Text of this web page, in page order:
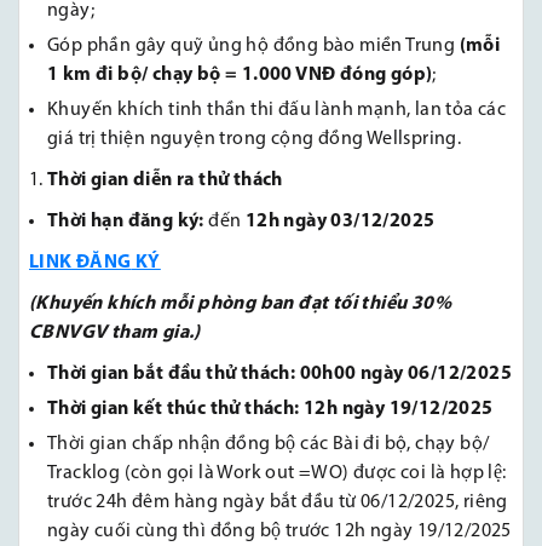
ngày;
Góp phần gây quỹ ủng hộ đồng bào miền Trung (mỗi
1 km đi bộ/ chạy bộ = 1.000 VNĐ đóng góp);
Khuyến khích tinh thần thi đấu lành mạnh, lan tỏa các
giá trị thiện nguyện trong cộng đồng Wellspring.
Thời gian diễn ra thử thách
Thời hạn đăng ký: đến 12h ngày 03/12/2025
LINK ĐĂNG KÝ
(Khuyến khích mỗi phòng ban đạt tối thiểu 30%
CBNVGV tham gia.)
Thời gian bắt đầu thử thách: 00h00 ngày 06/12/2025
Thời gian kết thúc thử thách: 12h ngày 19/12/2025
Thời gian chấp nhận đồng bộ các Bài đi bộ, chạy bộ/
Tracklog (còn gọi là Work out =WO) được coi là hợp lệ:
trước 24h đêm hàng ngày bắt đầu từ 06/12/2025, riêng
ngày cuối cùng thì đồng bộ trước 12h ngày 19/12/2025